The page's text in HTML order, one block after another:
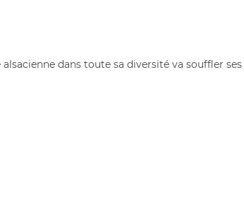
dans toute sa diversité va souffler ses